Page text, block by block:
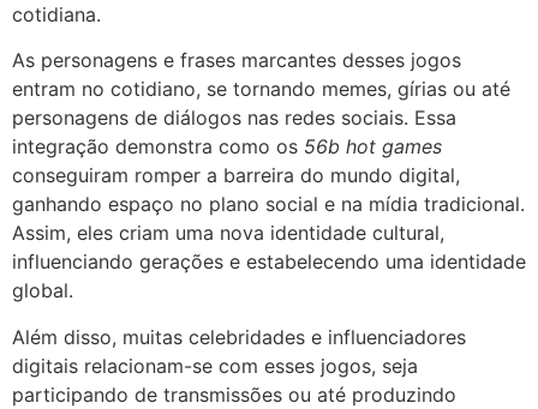
cotidiana.
As personagens e frases marcantes desses jogos
entram no cotidiano, se tornando memes, gírias ou até
personagens de diálogos nas redes sociais. Essa
integração demonstra como os 56b hot games
conseguiram romper a barreira do mundo digital,
ganhando espaço no plano social e na mídia tradicional.
Assim, eles criam uma nova identidade cultural,
influenciando gerações e estabelecendo uma identidade
global.
Além disso, muitas celebridades e influenciadores
digitais relacionam-se com esses jogos, seja
participando de transmissões ou até produzindo